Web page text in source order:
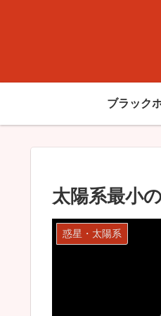
ブラック
太陽系最小
惑星・太陽系